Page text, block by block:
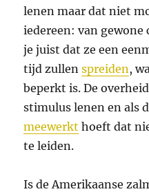
lenen maar dat niet
iedereen: van
je juist dat ze een
tijd zullenspreiden,
beperkt is. De
stimulus lenen en als
meewerkt hoeft dat
te leiden.
Is de Amerikaanse